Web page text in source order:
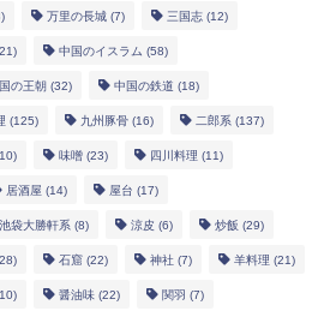
万里の長城 (7) 三国志 (12)
中国のイスラム (58)
の王朝 (32) 中国の鉄道 (18)
(125) 九州豚骨 (16) 二郎系 (137)
味噌 (23) 四川料理 (11)
居酒屋 (14) 屋台 (17)
袋大勝軒系 (8) 涼皮 (6) 炒飯 (29)
石窟 (22) 神社 (7) 羊料理 (21)
醤油味 (22) 関羽 (7)